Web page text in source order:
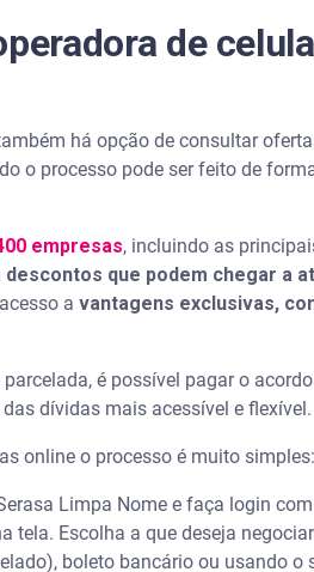
de
há opção de consultar
o processo pode ser feito de
empresas, incluindo as
descontos que podem chegar a
a vantagens exclusivas,
é possível pagar o
dívidas mais acessível e flexível.
online o processo é muito simples:
Limpa Nome e faça login com
tela. Escolha a que deseja
boleto bancário ou usando o